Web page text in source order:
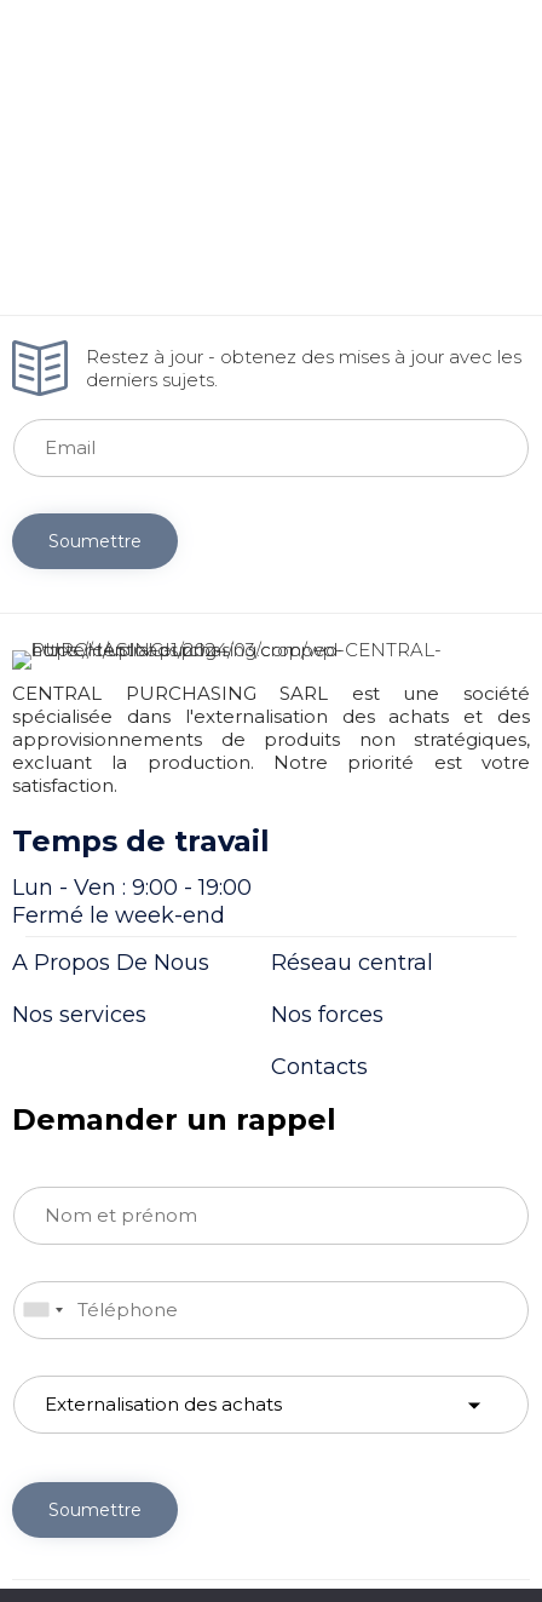
Restez à jour - obtenez des mises à jour avec les
derniers sujets.
Soumettre
CENTRAL PURCHASING SARL est une société
spécialisée dans l'externalisation des achats et des
approvisionnements de produits non stratégiques,
excluant la production. Notre priorité est votre
satisfaction.
Temps de travail
Lun - Ven : 9:00 - 19:00
Fermé le week-end
A Propos De Nous
Nos services
Réseau central
Nos forces
Contacts
Demander un rappel
Soumettre